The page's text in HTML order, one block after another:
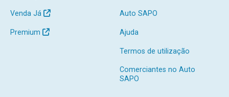
Venda Já
Premium
Auto SAPO
Ajuda
Termos de utilização
Comerciantes no Auto
SAPO